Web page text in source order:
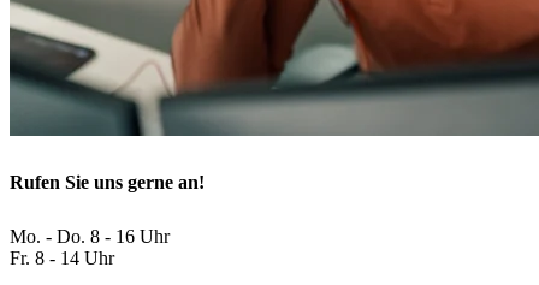
Rufen Sie uns gerne an!
Mo. - Do. 8 - 16 Uhr
Fr. 8 - 14 Uhr